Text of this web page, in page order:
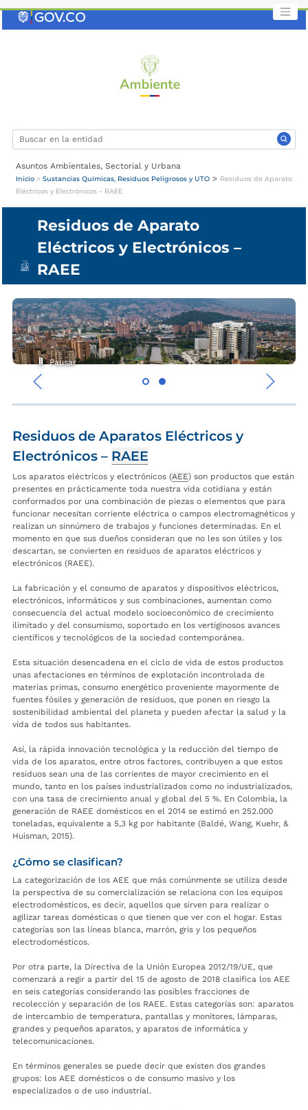
Asuntos Ambientales, Sectorial y Urbana
Inicio > Sustancias Químicas, Residuos Peligrosos y UTO > Residuos de Aparato
Eléctricos y Electrónicos – RAEE
Residuos de Aparato
Eléctricos y Electrónicos –
RAEE
‹
›
Pausar
Residuos de Aparatos Eléctricos y
Electrónicos – RAEE
Los aparatos eléctricos y electrónicos (AEE) son productos que están
presentes en prácticamente toda nuestra vida cotidiana y están
conformados por una combinación de piezas o elementos que para
funcionar necesitan corriente eléctrica o campos electromagnéticos y
realizan un sinnúmero de trabajos y funciones determinadas. En el
momento en que sus dueños consideran que no les son útiles y los
descartan, se convierten en residuos de aparatos eléctricos y
electrónicos (RAEE).
La fabricación y el consumo de aparatos y dispositivos eléctricos,
electrónicos, informáticos y sus combinaciones, aumentan como
consecuencia del actual modelo socioeconómico de crecimiento
ilimitado y del consumismo, soportado en los vertiginosos avances
científicos y tecnológicos de la sociedad contemporánea.
Esta situación desencadena en el ciclo de vida de estos productos
unas afectaciones en términos de explotación incontrolada de
materias primas, consumo energético proveniente mayormente de
fuentes fósiles y generación de residuos, que ponen en riesgo la
sostenibilidad ambiental del planeta y pueden afectar la salud y la
vida de todos sus habitantes.
Así, la rápida innovación tecnológica y la reducción del tiempo de
vida de los aparatos, entre otros factores, contribuyen a que estos
residuos sean una de las corrientes de mayor crecimiento en el
mundo, tanto en los países industrializados como no industrializados,
con una tasa de crecimiento anual y global del 5 %. En Colombia, la
generación de RAEE domésticos en el 2014 se estimó en 252.000
toneladas, equivalente a 5,3 kg por habitante (Baldé, Wang, Kuehr, &
Huisman, 2015).
¿Cómo se clasifican?
La categorización de los AEE que más comúnmente se utiliza desde
la perspectiva de su comercialización se relaciona con los equipos
electrodomésticos, es decir, aquellos que sirven para realizar o
agilizar tareas domésticas o que tienen que ver con el hogar. Estas
categorías son las líneas blanca, marrón, gris y los pequeños
electrodomésticos.
Por otra parte, la Directiva de la Unión Europea 2012/19/UE, que
comenzará a regir a partir del 15 de agosto de 2018 clasifica los AEE
en seis categorías considerando las posibles fracciones de
recolección y separación de los RAEE. Estas categorías son: aparatos
de intercambio de temperatura, pantallas y monitores, lámparas,
grandes y pequeños aparatos, y aparatos de informática y
telecomunicaciones.
En términos generales se puede decir que existen dos grandes
grupos: los AEE domésticos o de consumo masivo y los
especializados o de uso industrial.